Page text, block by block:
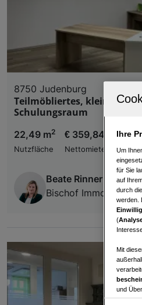
8750 Judenburg
Teilmöbliertes, kleines
Schulungsraum
22,49 m2
Nutzfläche
€ 359,84
Nettomiete
Beate Rinner
Bischof Immobilien
Ihre
Um
für Sie
auf
durch
werden.
(
Mit
und